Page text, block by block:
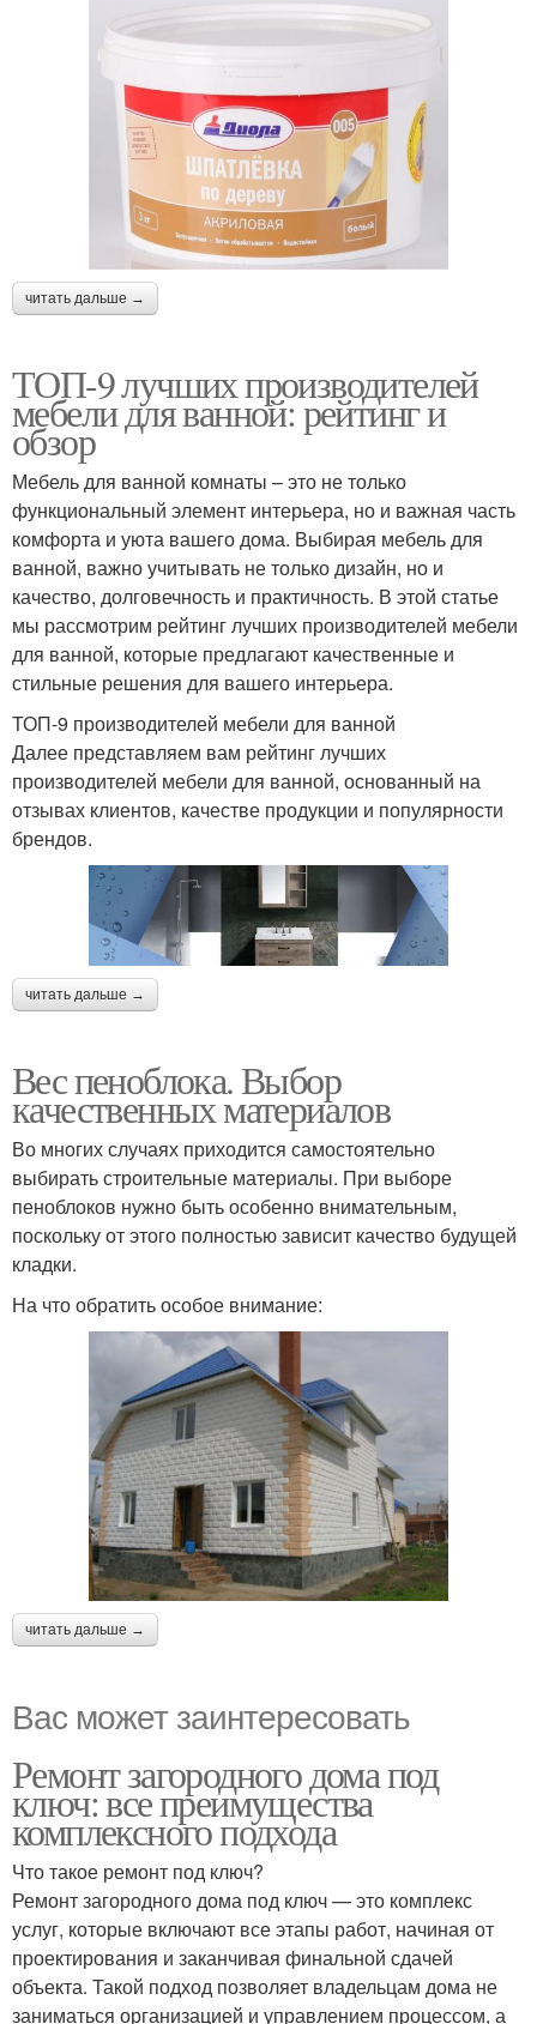
читать дальше →
ТОП-9 лучших производителей
мебели для ванной: рейтинг и
обзор
Мебель для ванной комнаты – это не только
функциональный элемент интерьера, но и важная часть
комфорта и уюта вашего дома. Выбирая мебель для
ванной, важно учитывать не только дизайн, но и
качество, долговечность и практичность. В этой статье
мы рассмотрим рейтинг лучших производителей мебели
для ванной, которые предлагают качественные и
стильные решения для вашего интерьера.
ТОП-9 производителей мебели для ванной
Далее представляем вам рейтинг лучших
производителей мебели для ванной, основанный на
отзывах клиентов, качестве продукции и популярности
брендов.
читать дальше →
Вес пеноблока. Выбор
качественных материалов
Во многих случаях приходится самостоятельно
выбирать строительные материалы. При выборе
пеноблоков нужно быть особенно внимательным,
поскольку от этого полностью зависит качество будущей
кладки.
На что обратить особое внимание:
читать дальше →
Вас может заинтересовать
Ремонт загородного дома под
ключ: все преимущества
комплексного подхода
Что такое ремонт под ключ?
Ремонт загородного дома под ключ — это комплекс
услуг, которые включают все этапы работ, начиная от
проектирования и заканчивая финальной сдачей
объекта. Такой подход позволяет владельцам дома не
заниматься организацией и управлением процессом, а